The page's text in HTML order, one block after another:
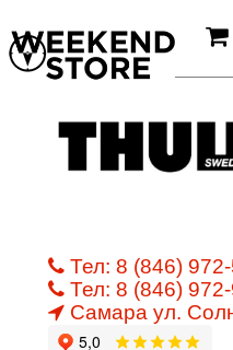
Тел: 8 (846)
Тел: 8 (846)
Самара ул.